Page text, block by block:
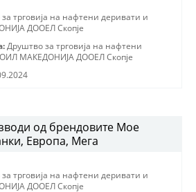
трговиjа на нафтени деривати и
ДООЕЛ Скопjе
Друштво за трговиjа на нафтени
МАКЕДОНИJА ДООЕЛ Скопjе
од брендовите Мое
Европа, Мега
трговиjа на нафтени деривати и
ДООЕЛ Скопjе